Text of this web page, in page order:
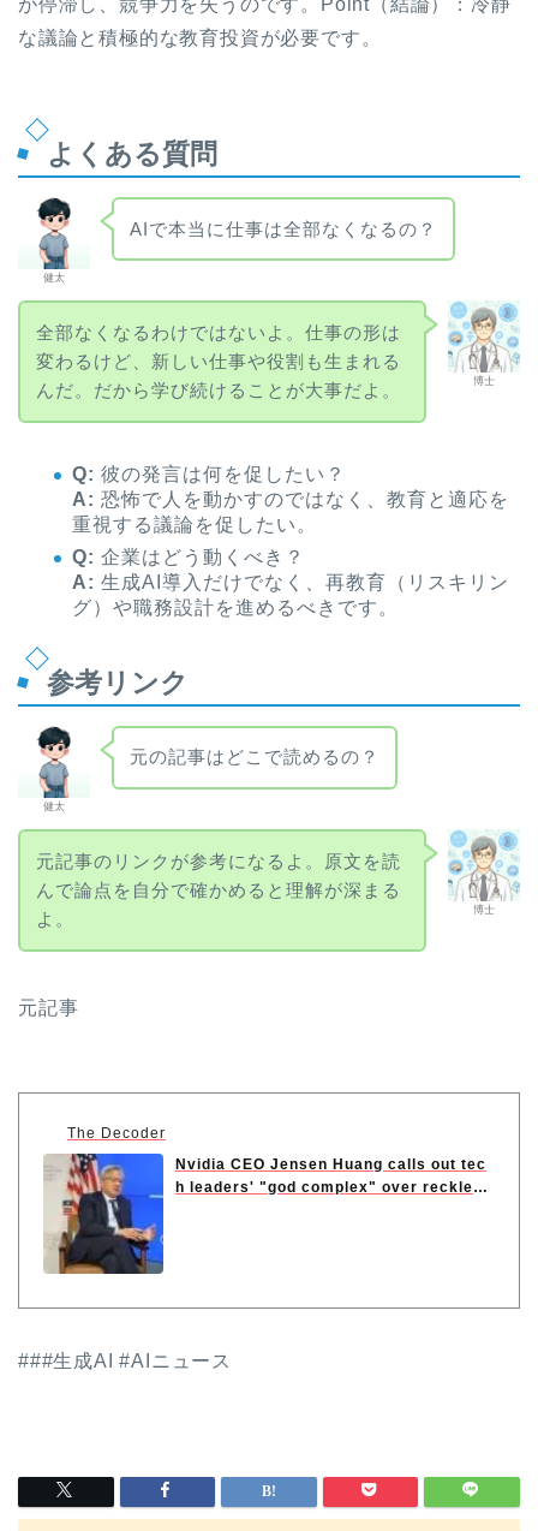
が停滞し、競争力を失うのです。Point（結論）：冷静
な議論と積極的な教育投資が必要です。
よくある質問
健太
AIで本当に仕事は全部なくなるの？
博士
全部なくなるわけではないよ。仕事の形は
変わるけど、新しい仕事や役割も生まれる
んだ。だから学び続けることが大事だよ。
Q: 彼の発言は何を促したい？
A: 恐怖で人を動かすのではなく、教育と適応を
重視する議論を促したい。
Q: 企業はどう動くべき？
A: 生成AI導入だけでなく、再教育（リスキリン
グ）や職務設計を進めるべきです。
参考リンク
健太
元の記事はどこで読めるの？
博士
元記事のリンクが参考になるよ。原文を読
んで論点を自分で確かめると理解が深まる
よ。
元記事
The Decoder
Nvidia CEO Jensen Huang calls out tec
h leaders' "god complex" over reckless
###生成AI #AIニュース